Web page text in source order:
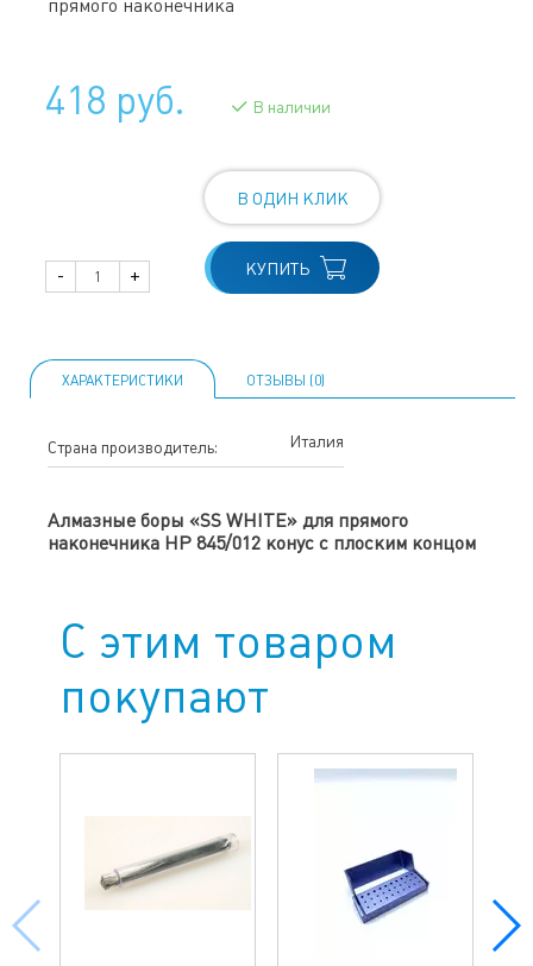
прямого наконечника
418 руб. В наличии
- +
В ОДИН КЛИК
КУПИТЬ
ХАРАКТЕРИСТИКИ ОТЗЫВЫ (0)
Страна производитель: Италия
Алмазные боры «SS WHITE» для прямого
наконечника HP 845/012 конус с плоским концом
С этим товаром
покупают